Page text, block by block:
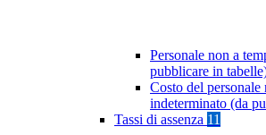
Personale non a
pubblicare in
Costo del personale
indeterminato (da
Tassi di assenza 11